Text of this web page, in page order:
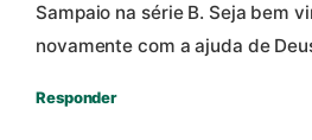
Sampaio na série B. Seja bem
novamente com a ajuda de
Responder